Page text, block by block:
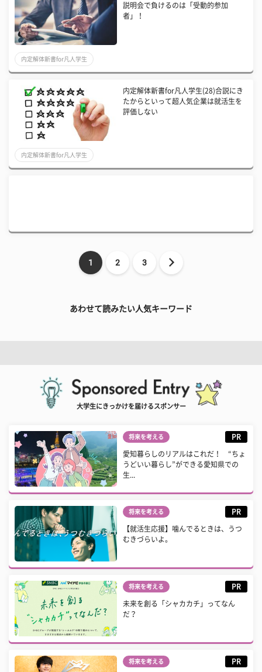
説明会で負けるのは「受動的参加
者」！
内定解体新書for凡人学生
内定解体新書for凡人学生(28)合説にき
たからといって超人気企業は就活生を
評価しない
内定解体新書for凡人学生
1 2 3
あわせて読みたい人気キーワード
大学生にきっかけを届けるスポンサー
将来を考える PR
愛知暮らしのリアルはこれだ！ “ちょ
うどいい暮らし”ができる愛知県での
生...
将来を考える PR
【就活生応援】噛んでるときは、うつ
むきづらいよ。
将来を考える PR
未来を創る「シャカカチ」ってなん
だ？
将来を考える PR